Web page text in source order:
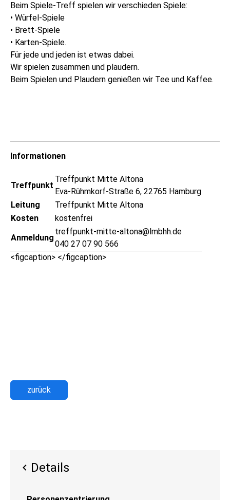
Beim Spiele-Treff spielen wir verschieden Spiele:
• Würfel-Spiele
• Brett-Spiele
• Karten-Spiele.
Für jede und jeden ist etwas dabei.
Wir spielen zusammen und plaudern.
Beim Spielen und Plaudern genießen wir Tee und Kaffee.
Informationen
Treffpunkt
Treffpunkt Mitte Altona
Eva-Rühmkorf-Straße 6, 22765 Hamburg
Leitung
Treffpunkt Mitte Altona
Kosten
kostenfrei
Anmeldung
treffpunkt-mitte-altona@lmbhh.de
040 27 07 90 566
<figcaption> </figcaption>
zurück
Details